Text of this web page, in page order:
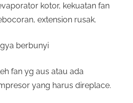
kotor, kekuatan fan
extension rusak.
berbunyi
fan yg aus atau ada
yang harus direplace.